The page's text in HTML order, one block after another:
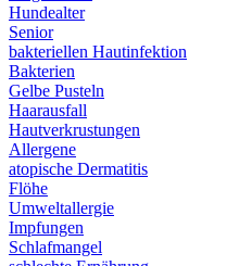
Hundealter
Senior
bakteriellen Hautinfektion
Bakterien
Gelbe Pusteln
Haarausfall
Hautverkrustungen
Allergene
atopische Dermatitis
Flöhe
Umweltallergie
Impfungen
Schlafmangel